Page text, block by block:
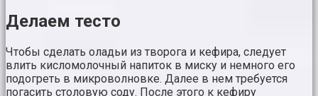
Делаем тесто
Чтобы сделать оладьи из творога и кефира, следует
влить кисломолочный напиток в миску и немного его
подогреть в микроволновке. Далее в нем требуется
погасить столовую соду. После этого к кефиру